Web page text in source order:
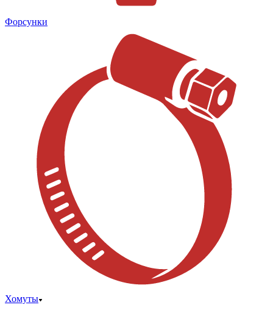
Форсунки
Хомуты